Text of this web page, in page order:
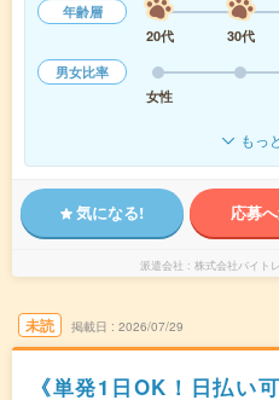
年齢層
20代
30代
男女比率
女性
もっ
気になる! 応募
派遣会社 株式会社バイト
未読 掲載日 2026/07/29
《単発1日OK！日払い